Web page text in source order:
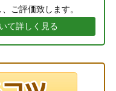
ご評価致します。
て詳しく見る